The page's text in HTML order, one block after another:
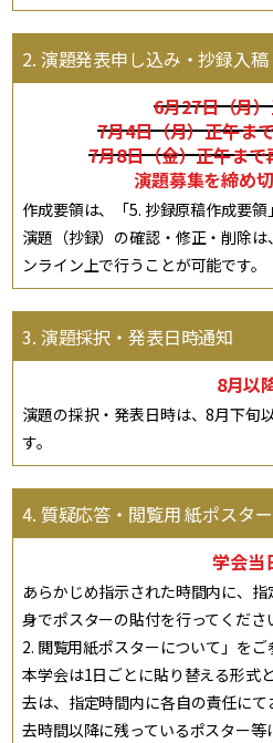
2. 演題発表申し込み・抄録入稿
6月27日（月
7月4日（月）正午ま
7月8日（金）正午ま
演題募集を締め
作成要領は、「5. 抄録原稿作成要領
演題（抄録）の確認・修正・削除
ンライン上で行うことが可能です。
3. 演題採択・発表日時通知
8月以
演題の採択・発表日時は、8月下旬
す。
4. 質疑応答・閲覧用 紙ポスタ
学会当
あらかじめ指示された時間内に、
身でポスターの貼付を行ってくだ
2. 閲覧用紙ポスターについて」をご
本学会は1日ごとに貼り替える形式
去は、指定時間内に各自の責任に
去時間以降に残っているポスター